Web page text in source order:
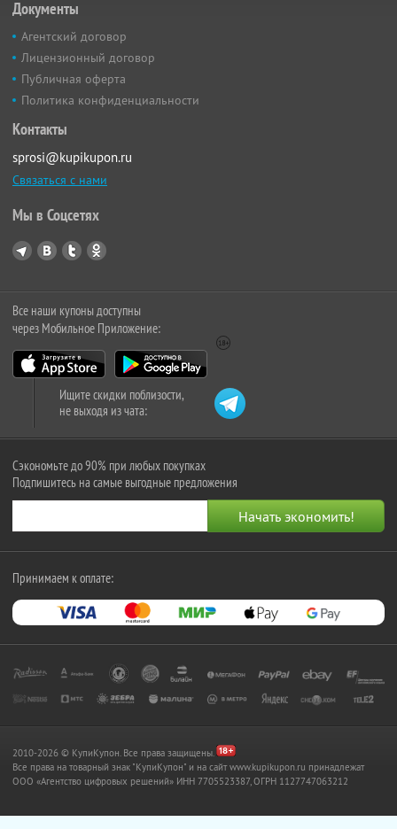
Документы
Агентский договор
Лицензионный договор
Публичная оферта
Политика конфиденциальности
Контакты
sprosi@kupikupon.ru
Связаться с нами
Мы в Соцсетях
Все наши купоны доступны
через Мобильное Приложение:
Ищите скидки поблизости,
не выходя из чата:
Сэкономьте до 90% при любых покупках
Подпишитесь на самые выгодные предложения
Принимаем к оплате:
2010-2026 © КупиКупон. Все права защищены.
Все права на товарный знак "КупиКупон" и на сайт www.kupikupon.ru принадлежат
OOO «Агентство цифровых решений» ИНН 7705523387, ОГРН 1127747063212